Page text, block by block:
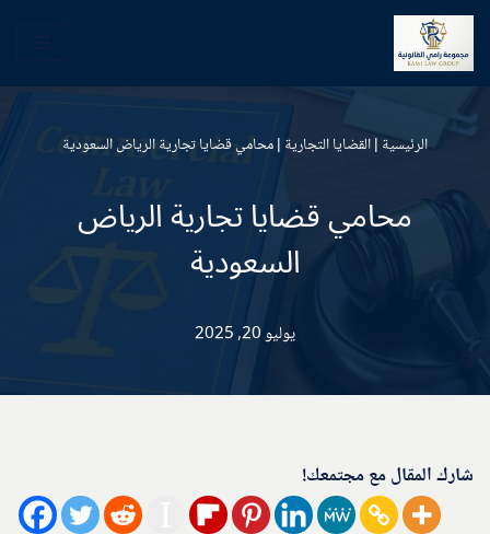
تخطى
إلى
المحتوى
الرئيسية |القضايا التجارية |محامي قضايا تجارية الرياض السعودية
محامي قضايا تجارية الرياض
السعودية
يوليو 20, 2025
شارك المقال مع مجتمعك!